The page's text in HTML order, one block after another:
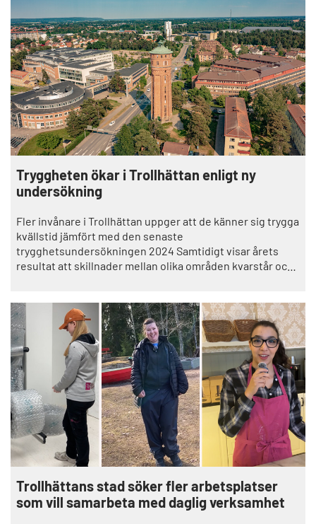
Tryggheten ökar i Trollhättan enligt ny
undersökning
Fler invånare i Trollhättan uppger att de känner sig trygga
kvällstid jämfört med den senaste
trygghetsundersökningen 2024 Samtidigt visar årets
resultat att skillnader mellan olika områden kvarstår och
Trollhättans stad söker fler arbetsplatser
som vill samarbeta med daglig verksamhet